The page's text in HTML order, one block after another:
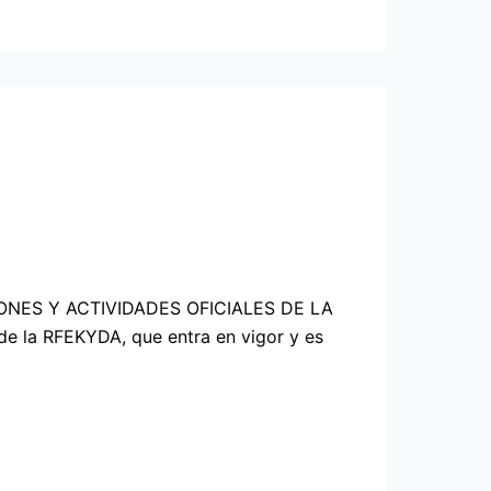
Y ACTIVIDADES OFICIALES DE LA
la RFEKYDA, que entra en vigor y es